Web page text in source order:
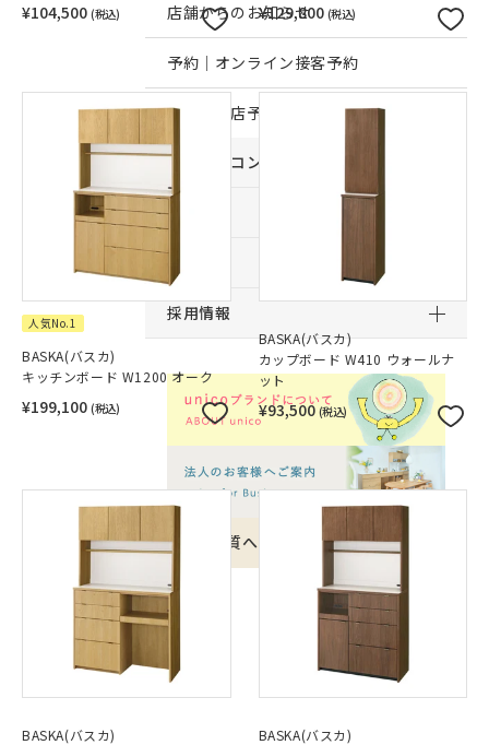
店舗からのお知らせ
予約｜オンライン接客予約
予約｜来店予約
おすすめコンテンツ
サービス
採用情報
品質への取り組みのご案内
¥104,500 (税込) ¥129,800 (税込)
人気No.1
BASKA(バスカ)
キッチンボード W1200 オーク
¥199,100 (税込)
BASKA(バスカ)
カップボード W410 ウォールナ
ット
¥93,500(税込)
BASKA(バスカ)
BASKA(バスカ)